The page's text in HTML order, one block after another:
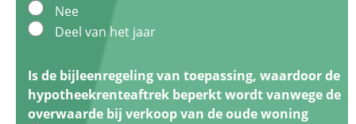
Nee
Deel van het jaar
Is de bijleenregeling van toepassing, waardoor de
hypotheekrenteaftrek beperkt wordt vanwege de
overwaarde bij verkoop van de oude woning